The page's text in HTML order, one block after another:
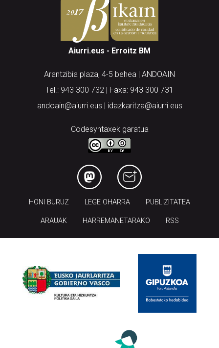
Aiurri.eus - Erroitz BM
Arantzibia plaza, 4-5 behea | ANDOAIN
Tel.: 943 300 732 | Faxa: 943 300 731
andoain@aiurri.eus | idazkaritza@aiurri.eus
Codesyntaxek garatua
HONI BURUZ LEGE OHARRA PUBLIZITATEA
ARAUAK HARREMANETARAKO RSS